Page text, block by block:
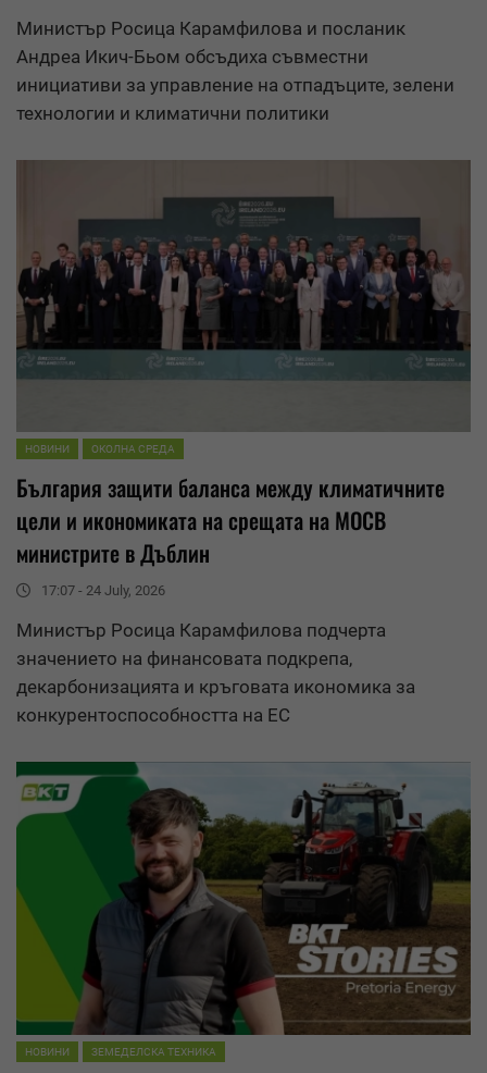
Министър Росица Карамфилова и посланик
Андреа Икич-Бьом обсъдиха съвместни
инициативи за управление на отпадъците, зелени
технологии и климатични политики
НОВИНИ ОКОЛНА СРЕДА
България защити баланса между климатичните
цели и икономиката на срещата на МОСВ
министрите в Дъблин
17:07 - 24 July, 2026
Министър Росица Карамфилова подчерта
значението на финансовата подкрепа,
декарбонизацията и кръговата икономика за
конкурентоспособността на ЕС
НОВИНИ ЗЕМЕДЕЛСКА ТЕХНИКА